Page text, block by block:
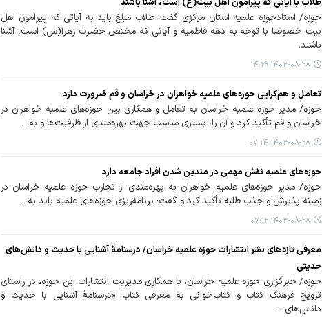
حوزه/ استادحوزه علمیه استان مرکزی گفت: طلاب مبلغ باید به آیاتی که پیرامون اهل
بیت خصوصا با توجه به دهه فاطمیه و آیاتی که مختص حضرت زهرا(س) است، آشنا
باشند.
۱۴۰۳-۰۸-۲۸ ۱۴:۲۹
تعامل و هم‌گرایی حوزه‌های علمیه خواهران در خراسان و قم ضرورت دارد
حوزه/ مدیر حوزه علمیه خراسان به تعامل و همکاری بین حوزه‌های علمیه خواهران در
خراسان و قم تأکید کرد و آن را، بستری مناسب جهت بهره‌مندی از ظرفیت‌ها و به…
۱۴۰۳-۰۸-۲۸ ۰۷:۱۴
حوزه‌های علمیه نقش مهمی در متدین شدن افراد جامعه دارد
حوزه/ مدیر حوزه‌های علمیه خواهران به بهره‌مندی از تجارب حوزه علمیه خراسان در
زمینه پذیرش و جذب طلبه تأکید کرد و گفت: برنامه‌ریزی حوزه‌های علمیه باید به…
۱۴۰۳-۰۸-۲۸ ۰۷:۱۲
معرفی تازه‌های نشر انتشارات حوزه علمیه خراسان/ درسنامۀ آشنایی با حدیث و دانش‌های
حدیثی
حوزه/ خبرگزاری حوزه علمیه خراسان، با همکاری مدیریت انتشارات این حوزه، در راستای
ترویج فرهنگ کتاب و کتاب‌خوانی به معرفی کتاب «درسنامۀ آشنایی با حدیث و
دانش‌های…